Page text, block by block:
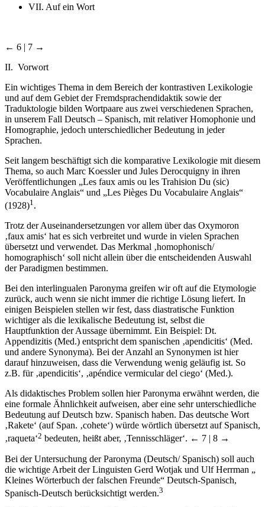
VII. Auf ein Wort
← 6 | 7 →
II. Vorwort
Ein wichtiges Thema in dem Bereich der kontrastiven Lexikologie
und auf dem Gebiet der Fremdsprachendidaktik sowie der
Traduktologie bilden Wortpaare aus zwei verschiedenen Sprachen,
in unserem Fall Deutsch – Spanisch, mit relativer Homophonie und
Homographie, jedoch unterschiedlicher Bedeutung in jeder
Sprachen.
Seit langem beschäftigt sich die komparative Lexikologie mit diesem
Thema, so auch Marc Koessler und Jules Derocquigny in ihren
Veröffentlichungen „Les faux amis ou les Trahision Du (sic)
Vocabulaire Anglais“ und „Les Pièges Du Vocabulaire Anglais“
(1928)1 .
Trotz der Auseinandersetzungen vor allem über das Oxymoron
‚faux amis‘ hat es sich verbreitet und wurde in vielen Sprachen
übersetzt und verwendet. Das Merkmal ‚homophonisch/
homographisch‘ soll nicht allein über die entscheidenden Auswahl
der Paradigmen bestimmen.
Bei den interlingualen Paronyma greifen wir oft auf die Etymologie
zurück, auch wenn sie nicht immer die richtige Lösung liefert. In
einigen Beispielen stellen wir fest, dass diastratische Funktion
wichtiger als die lexikalische Bedeutung ist, selbst die
Hauptfunktion der Aussage übernimmt. Ein Beispiel: Dt.
Appendizitis (Med.) entspricht dem spanischen ‚apendicitis‘ (Med.
und andere Synonyma). Bei der Anzahl an Synonymen ist hier
darauf hinzuweisen, dass die Verwendung wenig geläufig ist. So
z.B. für ‚apendicitis‘, ‚apéndice vermicular del ciego‘ (Med.).
Als didaktisches Problem sollen hier Paronyma erwähnt werden, die
eine formale Ähnlichkeit aufweisen, aber eine sehr unterschiedliche
Bedeutung auf Deutsch bzw. Spanisch haben. Das deutsche Wort
‚Rakete‘ (auf Span. ‚cohete‘) würde wörtlich übersetzt auf Spanisch,
‚raqueta‘2 bedeuten, heißt aber, ‚Tennisschläger‘. ← 7 | 8 →
Bei der Untersuchung der Paronyma (Deutsch/ Spanisch) soll auch
die wichtige Arbeit der Linguisten Gerd Wotjak und Ulf Herrman „
Kleines Wörterbuch der falschen Freunde“ Deutsch-Spanisch,
Spanisch-Deutsch berücksichtigt werden.3